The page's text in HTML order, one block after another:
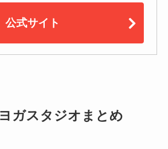
公式サイト
ガスタジオまとめ